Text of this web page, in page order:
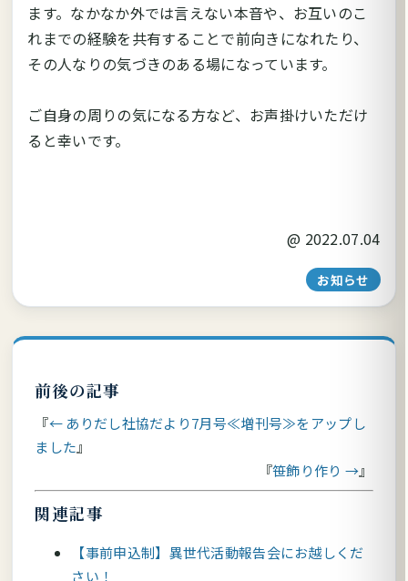
ます。なかなか外では言えない本音や、お互いのこ
れまでの経験を共有することで前向きになれたり、
その人なりの気づきのある場になっています。
ご自身の周りの気になる方など、お声掛けいただけ
ると幸いです。
@ 2022.07.04
お知らせ
前後の記事
← ありだし社協だより7月号≪増刊号≫をアップし
ました
笹飾り作り →
関連記事
【事前申込制】異世代活動報告会にお越しくだ
さい！